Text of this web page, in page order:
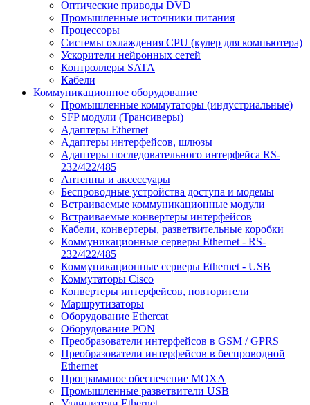
Оптические приводы DVD
Промышленные источники питания
Процессоры
Системы охлаждения CPU (кулер для компьютера)
Ускорители нейронных сетей
Контроллеры SATA
Кабели
Коммуникационное оборудование
Промышленные коммутаторы (индустриальные)
SFP модули (Трансиверы)
Адаптеры Ethernet
Адаптеры интерфейсов, шлюзы
Адаптеры последовательного интерфейса RS-
232/422/485
Антенны и аксессуары
Беспроводные устройства доступа и модемы
Встраиваемые коммуникационные модули
Встраиваемые конвертеры интерфейсов
Кабели, конвертеры, разветвительные коробки
Коммуникационные серверы Ethernet - RS-
232/422/485
Коммуникационные серверы Ethernet - USB
Коммутаторы Cisco
Конвертеры интерфейсов, повторители
Маршрутизаторы
Оборудование Ethercat
Оборудование PON
Преобразователи интерфейсов в GSM / GPRS
Преобразователи интерфейсов в беспроводной
Ethernet
Программное обеспечение MOXA
Промышленные разветвители USB